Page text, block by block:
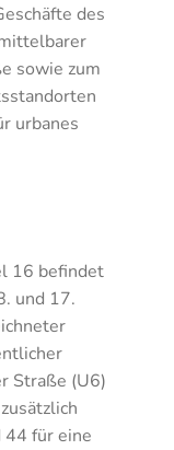
des
sowie zum
urbanes
16 befindet
und 17.
Straße (U6)
44 für eine